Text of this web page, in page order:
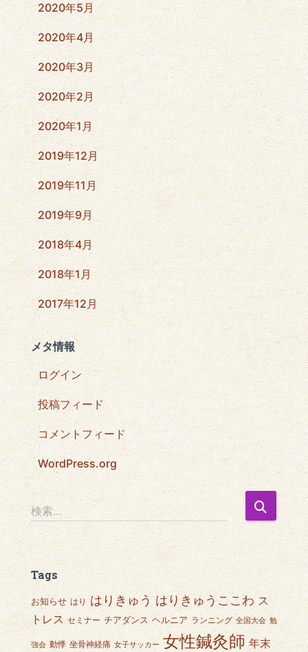
2020年5月
2020年4月
2020年3月
2020年2月
2020年1月
2019年12月
2019年11月
2019年9月
2018年4月
2018年1月
2017年12月
メタ情報
ログイン
投稿フィード
コメントフィード
WordPress.org
検
索
:
検索…
Tags
お知らせ はり はりきゅう はりきゅうここわ ス
トレス セミナー チアダンス ヘルニア ランニング 全国大会 勉
強会 動悸 坐骨神経痛 女子サッカー 女性鍼灸師 年末